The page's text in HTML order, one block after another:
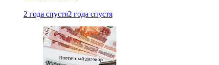
2 года спустя2 года спустя